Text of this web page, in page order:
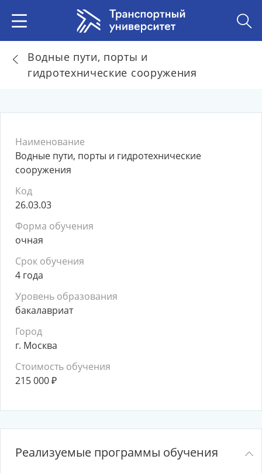
Водные пути, порты и
гидротехнические сооружения
Наименование
Водные пути, порты и гидротехнические
сооружения
Код
26.03.03
Форма обучения
очная
Срок обучения
4 года
Уровень образования
бакалавриат
Город
г. Москва
Стоимость обучения
215 000₽
Реализуемые программы обучения